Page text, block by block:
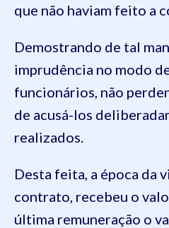
que não haviam feito a
Demostrando de tal
imprudência no modo
funcionários, não
de acusá-los
realizados.
Desta feita, a época da
contrato, recebeu o
última remuneração o